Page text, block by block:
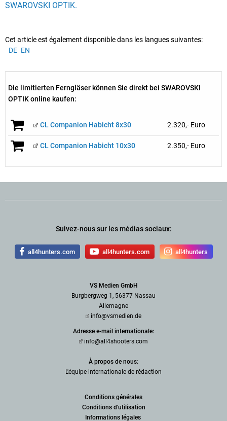
SWAROVSKI OPTIK.
Cet article est également disponible dans les langues suivantes:
DE EN
Die limitierten Ferngläser können Sie direkt bei SWAROVSKI
OPTIK online kaufen:
CL Companion Habicht 8x30 2.320,- Euro
CL Companion Habicht 10x30 2.350,- Euro
Suivez-nous sur les médias sociaux:
all4hunters.com all4hunters.com all4hunters
VS Medien GmbH
Burgbergweg 1, 56377 Nassau
Allemagne
info@vsmedien.de
Adresse e-mail internationale:
info@all4shooters.com
À propos de nous:
L'équipe internationale de rédaction
Conditions générales
Conditions d'utilisation
Informations légales